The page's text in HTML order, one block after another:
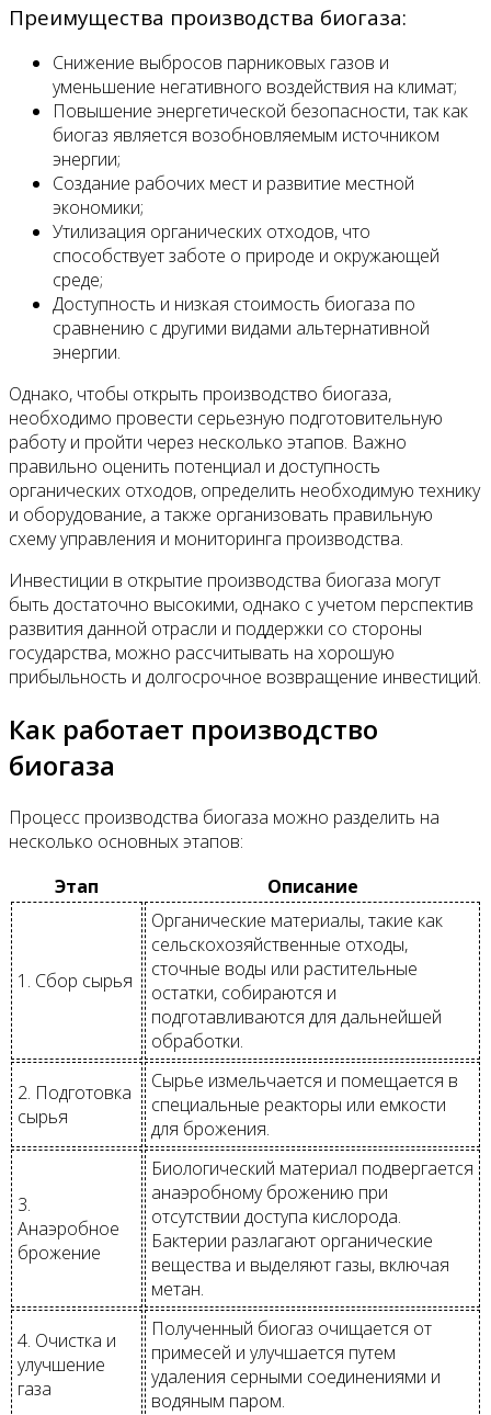
Преимущества производства биогаза:
Снижение выбросов парниковых газов и
уменьшение негативного воздействия на климат;
Повышение энергетической безопасности, так как
биогаз является возобновляемым источником
энергии;
Создание рабочих мест и развитие местной
экономики;
Утилизация органических отходов, что
способствует заботе о природе и окружающей
среде;
Доступность и низкая стоимость биогаза по
сравнению с другими видами альтернативной
энергии.
Однако, чтобы открыть производство биогаза,
необходимо провести серьезную подготовительную
работу и пройти через несколько этапов. Важно
правильно оценить потенциал и доступность
органических отходов, определить необходимую технику
и оборудование, а также организовать правильную
схему управления и мониторинга производства.
Инвестиции в открытие производства биогаза могут
быть достаточно высокими, однако с учетом перспектив
развития данной отрасли и поддержки со стороны
государства, можно рассчитывать на хорошую
прибыльность и долгосрочное возвращение инвестиций.
Как работает производство
биогаза
Процесс производства биогаза можно разделить на
несколько основных этапов:
Этап
Описание
1. Сбор сырья
Органические материалы, такие как
сельскохозяйственные отходы,
сточные воды или растительные
остатки, собираются и
подготавливаются для дальнейшей
обработки.
2. Подготовка
сырья
Сырье измельчается и помещается в
специальные реакторы или емкости
для брожения.
3.
Анаэробное
брожение
Биологический материал подвергается
анаэробному брожению при
отсутствии доступа кислорода.
Бактерии разлагают органические
вещества и выделяют газы, включая
метан.
4. Очистка и
улучшение
газа
Полученный биогаз очищается от
примесей и улучшается путем
удаления серными соединениями и
водяным паром.